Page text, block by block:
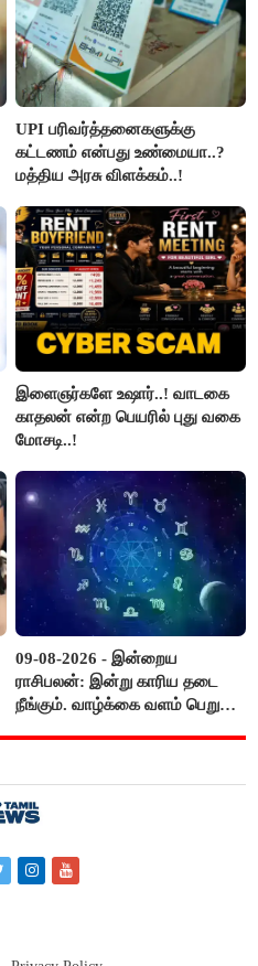
UPI பரிவர்த்தனைகளுக்கு
கட்டணம் என்பது உண்மையா..?
மத்திய அரசு விளக்கம்..!
இளைஞர்களே உஷார்..! வாடகை
காதலன் என்ற பெயரில் புது வகை
மோசடி..!
09-08-2026 - இன்றைய
ராசிபலன்: இன்று காரிய தடை
நீங்கும். வாழ்க்கை வளம் பெறும்.